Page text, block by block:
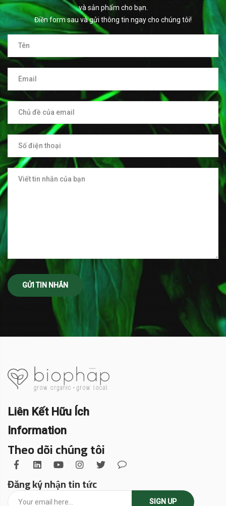
và sản phẩm cho bạn.
Điền form sau và gửi thông tin ngay cho chúng tôi!
Liên Kết Hữu Ích
Information
Theo dõi chúng tôi
Đăng ký nhận tin tức
SIGN UP